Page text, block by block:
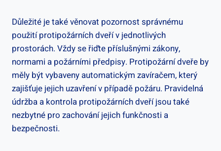
Důležité je také věnovat pozornost správnému
použití protipožárních dveří v jednotlivých
prostorách. Vždy se řiďte příslušnými zákony,
normami a požárními předpisy. Protipožární dveře by
měly být vybaveny automatickým zavíračem, který
zajišťuje jejich uzavření v případě požáru. Pravidelná
údržba a kontrola protipožárních dveří jsou také
nezbytné pro zachování jejich funkčnosti a
bezpečnosti.